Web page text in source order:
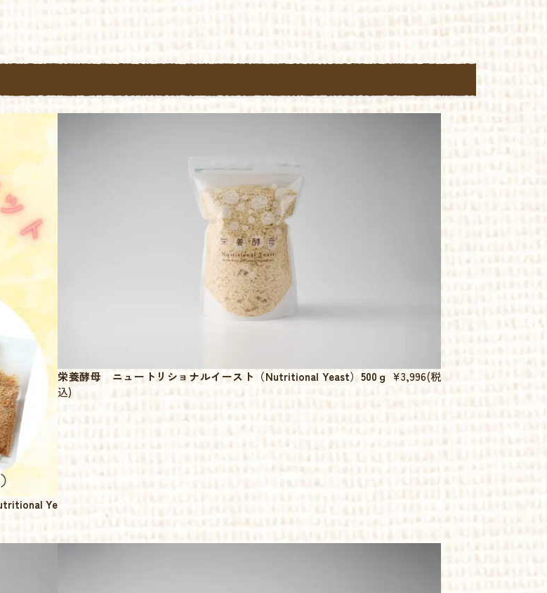
Ye
栄養酵母 ニュートリショナルイースト（Nutritional Yeast）500ｇ ¥3,996(税
込)